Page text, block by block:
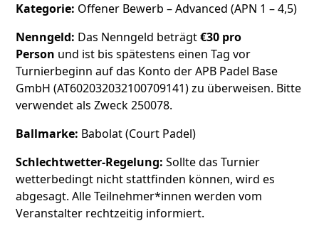
Kategorie: Offener Bewerb – Advanced (APN 1 – 4,5)
Nenngeld: Das Nenngeld beträgt€30 pro
Person und ist bis spätestens einen Tag vor
Turnierbeginn auf das Konto der APB Padel Base
GmbH (AT602032032100709141) zu überweisen. Bitte
verwendet als Zweck 250078.
Ballmarke: Babolat (Court Padel)
Schlechtwetter-Regelung: Sollte das Turnier
wetterbedingt nicht stattfinden können, wird es
abgesagt. Alle Teilnehmer*innen werden vom
Veranstalter rechtzeitig informiert.